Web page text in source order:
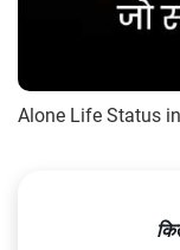
Alone Life Status